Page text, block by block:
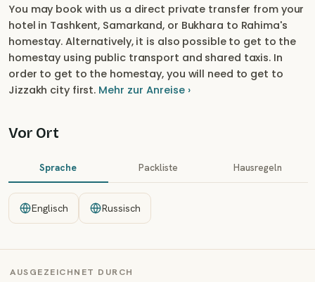
You may book with us a direct private transfer from your
hotel in Tashkent, Samarkand, or Bukhara to Rahima's
homestay. Alternatively, it is also possible to get to the
homestay using public transport and shared taxis. In
order to get to the homestay, you will need to get to
Jizzakh city first. Mehr zur Anreise ›
Vor Ort
Sprache Packliste Hausregeln
Englisch Russisch
AUSGEZEICHNET DURCH